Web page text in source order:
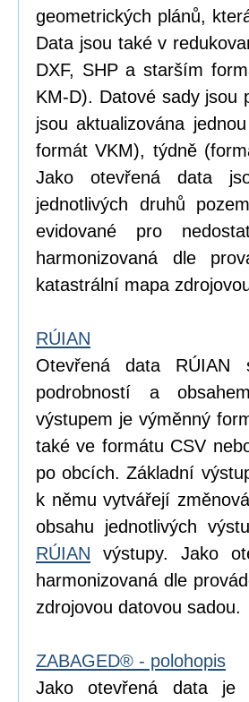
geometrických plánů,
Data jsou také v
DXF, SHP a starším
KM-D). Datové sady jsou
jsou aktualizována
formát VKM), týdně
Jako otevřená data
jednotlivých druhů
evidované pro
harmonizovaná dle
katastrální mapa
RÚIAN
Otevřená data
podrobností a
výstupem je výměnný
také ve formátu CSV
po obcích. Základní
k němu vytvářejí
obsahu jednotlivých
RÚIAN výstupy. Jako
harmonizovaná dle
zdrojovou datovou sadou.
ZABAGED® - polohopis
Jako otevřená data je